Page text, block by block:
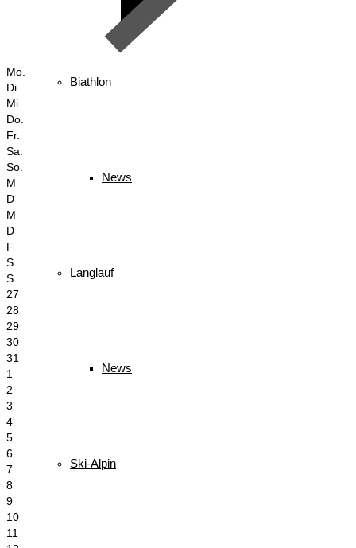
Biathlon
News
Langlauf
News
Ski-Alpin
Mo.
Di.
Mi.
Do.
Fr.
Sa.
So.
M
D
M
D
F
S
S
27
28
29
30
31
1
2
3
4
5
6
7
8
9
10
11